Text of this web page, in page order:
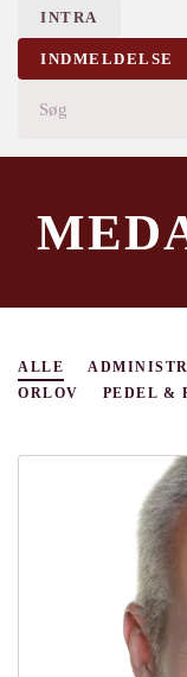
INTRA
INDMELDELSE
ALLE
ORLOV
PEDEL &